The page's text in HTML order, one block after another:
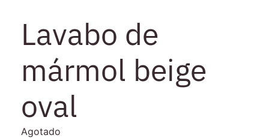
Lavabo de
mármol beige
oval
Agotado